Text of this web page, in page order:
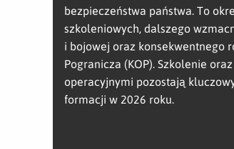
bezpieczeństwa państwa. To
szkoleniowych, dalszego
i bojowej oraz konsekwentnego
Pogranicza (KOP). Szkolenie
operacyjnymi pozostają
formacji w 2026 roku.